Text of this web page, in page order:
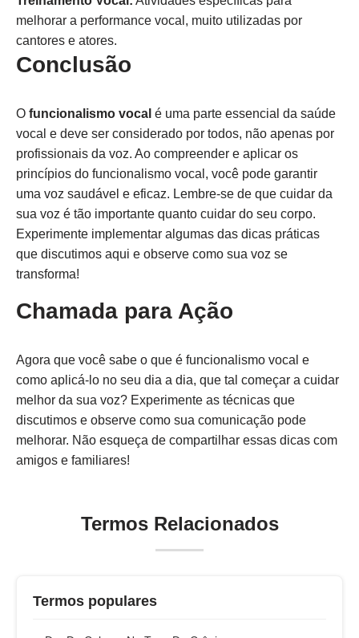
melhorar a performance vocal, muito utilizadas por
cantores e atores.
Conclusão
O funcionalismo vocal é uma parte essencial da saúde
vocal e deve ser considerado por todos, não apenas por
profissionais da voz. Ao compreender e aplicar os
princípios do funcionalismo vocal, você pode garantir
uma voz saudável e eficaz. Lembre-se de que cuidar da
sua voz é tão importante quanto cuidar do seu corpo.
Experimente implementar algumas das dicas práticas
que discutimos aqui e observe como sua voz se
transforma!
Chamada para Ação
Agora que você sabe o que é funcionalismo vocal e
como aplicá-lo no seu dia a dia, que tal começar a cuidar
melhor da sua voz? Experimente as técnicas que
discutimos e observe como sua comunicação pode
melhorar. Não esqueça de compartilhar essas dicas com
amigos e familiares!
Termos Relacionados
Termos populares